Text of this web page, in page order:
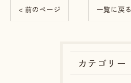
< 前のページ 一覧に戻る
カテゴリー